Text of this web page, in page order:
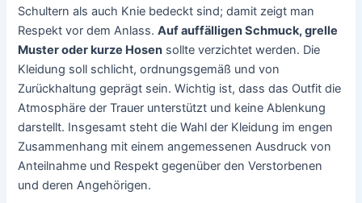
Schultern als auch Knie bedeckt sind; damit zeigt man
Respekt vor dem Anlass.Auf auffälligen Schmuck, grelle
Muster oder kurze Hosen sollte verzichtet werden. Die
Kleidung soll schlicht, ordnungsgemäß und von
Zurückhaltung geprägt sein. Wichtig ist, dass das Outfit die
Atmosphäre der Trauer unterstützt und keine Ablenkung
darstellt. Insgesamt steht die Wahl der Kleidung im engen
Zusammenhang mit einem angemessenen Ausdruck von
Anteilnahme und Respekt gegenüber den Verstorbenen
und deren Angehörigen.